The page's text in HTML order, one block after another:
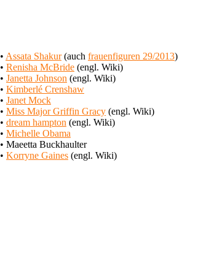
• Assata Shakur(auch frauenfiguren 29/2013)
• Renisha McBride (engl. Wiki)
• Janetta Johnson (engl. Wiki)
• Kimberlé Crenshaw
• Janet Mock
• Miss Major Griffin Gracy (engl. Wiki)
• dream hampton (engl. Wiki)
• Michelle Obama
• Maeetta Buckhaulter
• Korryne Gaines (engl. Wiki)